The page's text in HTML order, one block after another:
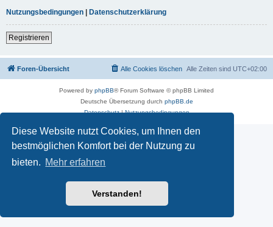
Diese Website nutzt Cookies, um Ihnen den
bestmöglichen Komfort bei der Nutzung zu
bieten. Mehr erfahren
Verstanden!
Nutzungsbedingungen | Datenschutzerklärung
Registrieren
Foren-Übersicht Alle Zeiten sind UTC+02:00
Alle Cookies löschen
Powered by phpBB® Forum Software © phpBB Limited
Deutsche Übersetzung durch phpBB.de
Datenschutz|Nutzungsbedingungen